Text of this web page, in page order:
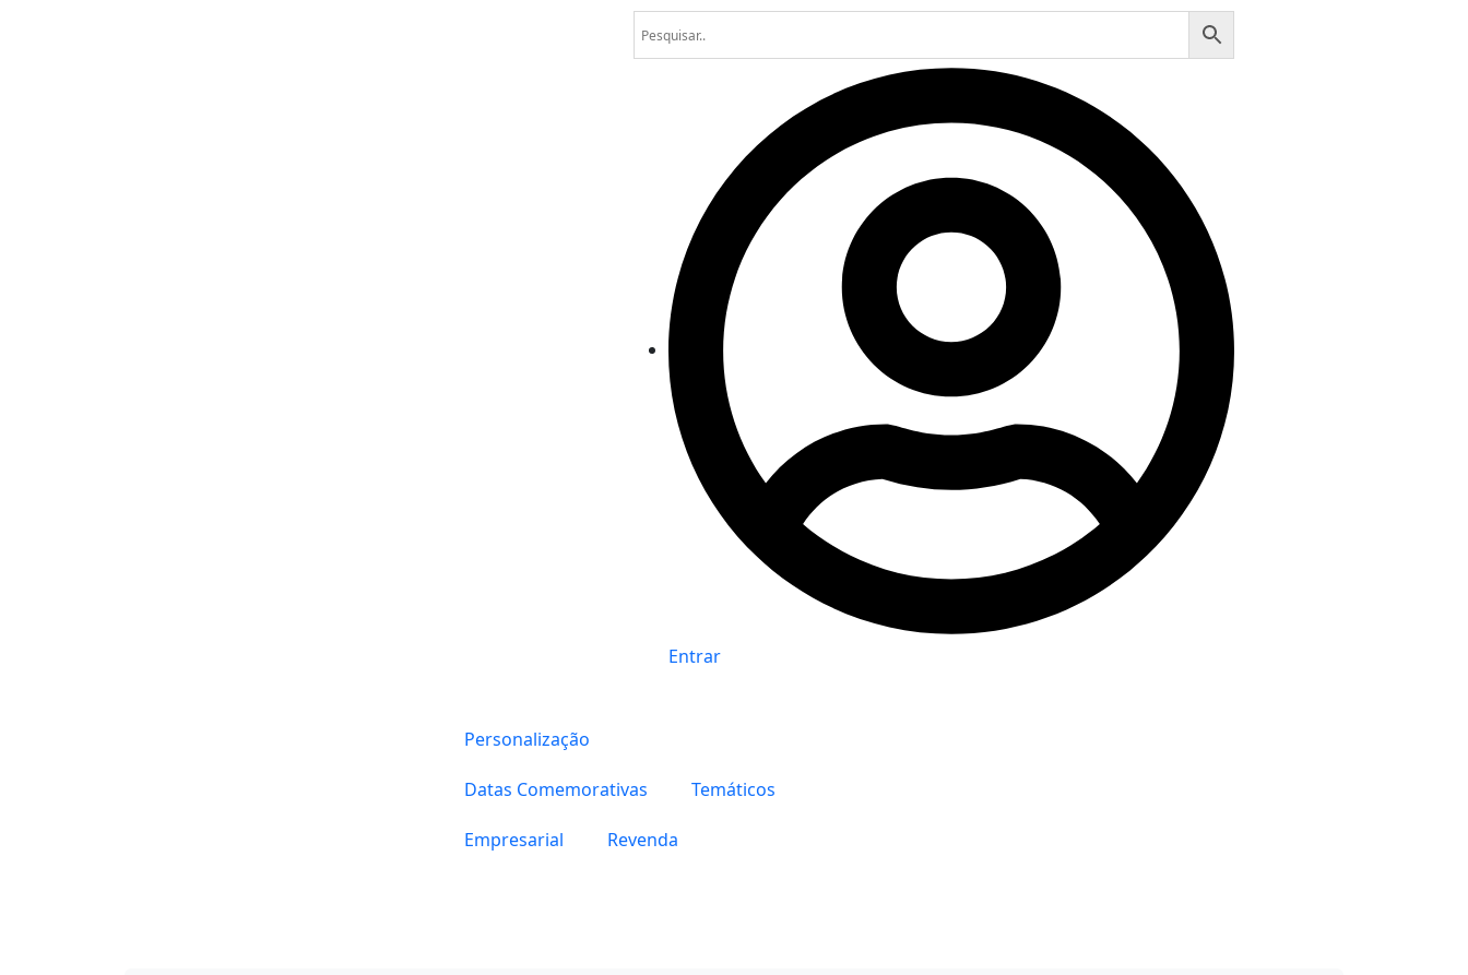
Entrar
Personalização
Datas Comemorativas Temáticos
Empresarial Revenda